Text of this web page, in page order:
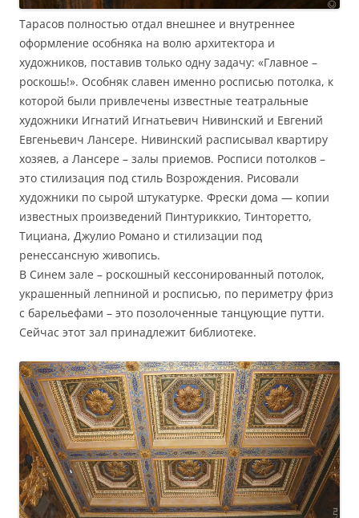
Тарасов полностью отдал внешнее и внутреннее
оформление особняка на волю архитектора и
художников, поставив только одну задачу: «Главное –
роскошь!». Особняк славен именно росписью потолка, к
которой были привлечены известные театральные
художники Игнатий Игнатьевич Нивинский и Евгений
Евгеньевич Лансере. Нивинский расписывал квартиру
хозяев, а Лансере – залы приемов. Росписи потолков –
это стилизация под стиль Возрождения. Рисовали
художники по сырой штукатурке. Фрески дома — копии
известных произведений Пинтуриккио, Тинторетто,
Тициана, Джулио Романо и стилизации под
ренессансную живопись.
В Синем зале – роскошный кессонированный потолок,
украшенный лепниной и росписью, по периметру фриз
с барельефами – это позолоченные танцующие путти.
Сейчас этот зал принадлежит библиотеке.